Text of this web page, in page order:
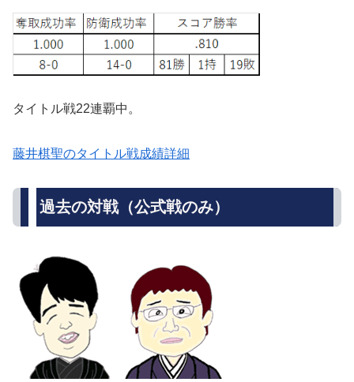
タイトル戦22連覇中。
藤井棋聖のタイトル戦成績詳細
過去の対戦（公式戦のみ）